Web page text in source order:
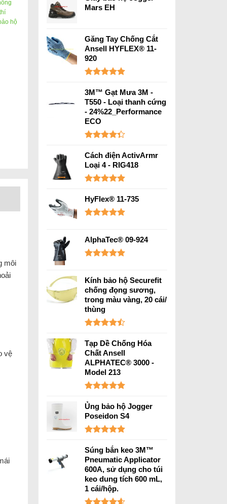
Mars EH
Găng Tay Chống Cắt
Ansell HYFLEX® 11-
920
hạng 5.00
5 sao
3M™ Gạt Mưa 3M -
T550 - Loại thanh cứng
- 24%22_Performance
ECO
hạng 4.33
5 sao
Cách điện ActivArmr
Loại 4 - RIG418
hạng5.00
5 sao
HyFlex® 11-735
5 sao
AlphaTec® 09-924
5 sao
Kính bảo hộ Securefit
chống đọng sương,
trong màu vàng, 20 cái/
thùng
hạng4.43
5 sao
Tạp Dề Chống Hóa
Chất Ansell
ALPHATEC® 3000 -
Model 213
hạng5.00
5 sao
Ủng bảo hộ Jogger
Poseidon S4
hạng 5.00
5 sao
Súng bắn keo 3M™
Pneumatic Applicator
600A, sử dụng cho túi
keo dung tích 600 mL,
1 cái/hộp.
hộ
môi
vệ